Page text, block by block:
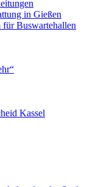
in Gießen
für Buswartehallen
Kassel